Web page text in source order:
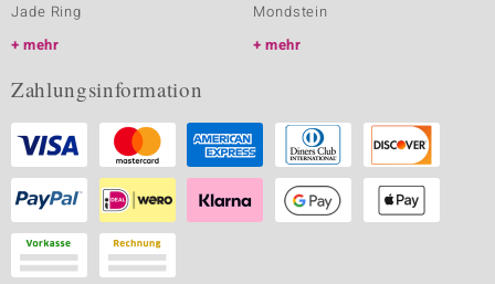
Jade Ring
mehr
Mondstein
mehr
Zahlungsinformation